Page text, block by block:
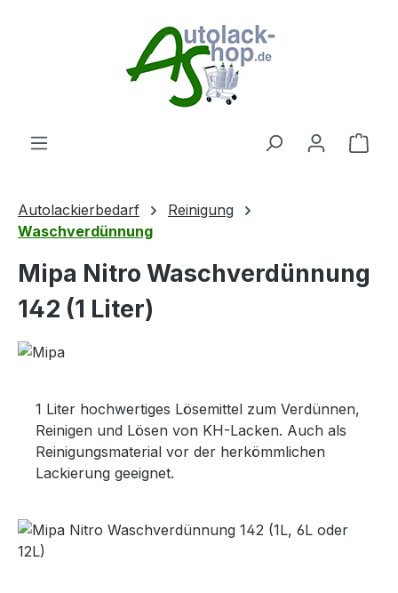
Autolackierbedarf
Reinigung
Waschverdünnung
Mipa Nitro Waschverdünnung
142 (1 Liter)
1 Liter hochwertiges Lösemittel zum Verdünnen,
Reinigen und Lösen von KH-Lacken. Auch als
Reinigungsmaterial vor der herkömmlichen
Lackierung geeignet.
Bildergalerie überspringen